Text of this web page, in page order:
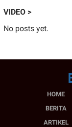
VIDEO >
No posts yet.
HOME
BERITA
ARTIKEL